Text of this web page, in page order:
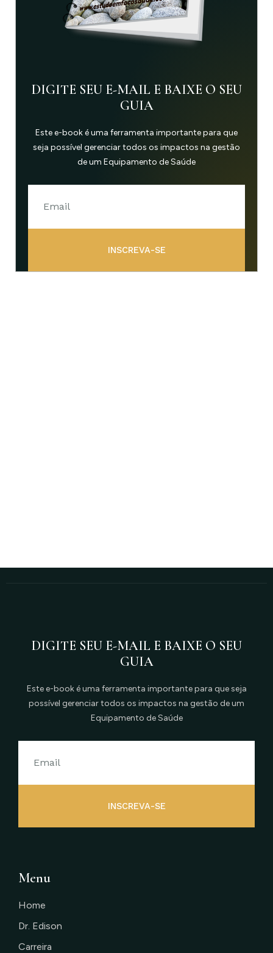
DIGITE SEU E-MAIL E BAIXE O SEU
GUIA
Este e-book é uma ferramenta importante para que
seja possível gerenciar todos os impactos na gestão
de um Equipamento de Saúde
INSCREVA-SE
DIGITE SEU E-MAIL E BAIXE O SEU
GUIA
Este e-book é uma ferramenta importante para que seja
possível gerenciar todos os impactos na gestão de um
Equipamento de Saúde
INSCREVA-SE
Menu
Home
Dr. Edison
Carreira